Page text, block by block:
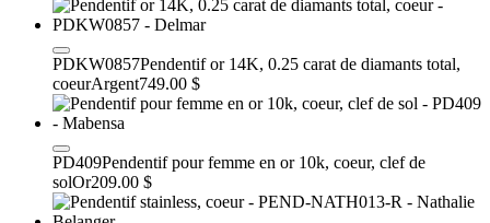
PDKW0857Pendentif or 14K, 0.25 carat de diamants total,
coeurArgent749.00 $
PD409Pendentif pour femme en or 10k, coeur, clef de
solOr209.00 $